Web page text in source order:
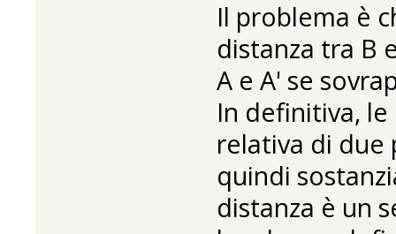
Il problema è
distanza tra B
A e A' se
In definitiva,
relativa di due
quindi
distanza è un